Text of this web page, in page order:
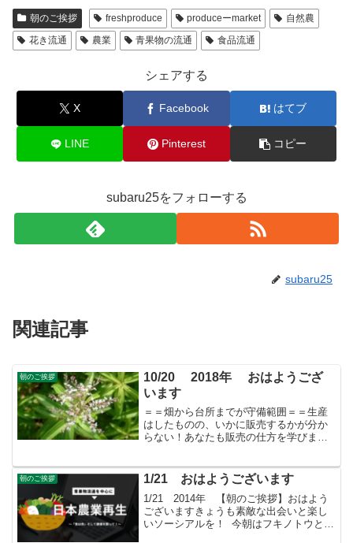
朝のご挨拶 freshproduce produceーmarket
自然農
花き流通
農業 青果物の流通 食品流通
シェアする
X Facebook はてブ
LINE Pinterest コピー
subaru25をフォローする
subaru25
関連記事
朝のご挨拶
10/20 2018年 おはようござ
います
＝＝畑から台所までが守備範囲＝＝生産
はしたものの、いかに販売するかが分か
らない！あなたも販売の仕方を学びませ
朝のご挨拶 1/21 おはようございます
1/21 2014年 【朝のご挨拶】おはよう
ございますきょうも素敵な出会いと楽し
いソーシアルを！ 今朝はフキノトウとと